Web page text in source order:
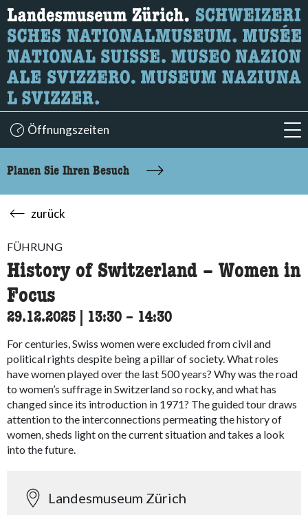
Wonach suchen Sie?
Hier können Sie nach Inhalten der Seite suchen.
Öffnungszeiten
Planen Sie Ihren Besuch
zurück
FÜHRUNG
History of Switzerland – Women in
Focus
29.12.2025 13:30 accessibility.time_to
– 14:30
For centuries, Swiss women were excluded from civil and
political rights despite being a pillar of society. What roles
have women played over the last 500 years? Why was the road
to women’s suffrage in Switzerland so rocky, and what has
changed since its introduction in 1971? The guided tour draws
attention to the interconnections permeating the history of
women, sheds light on the current situation and takes a look
into the future.
Landesmuseum Zürich